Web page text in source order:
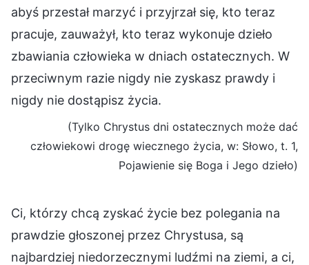
abyś przestał marzyć i przyjrzał się, kto teraz
pracuje, zauważył, kto teraz wykonuje dzieło
zbawiania człowieka w dniach ostatecznych. W
przeciwnym razie nigdy nie zyskasz prawdy i
nigdy nie dostąpisz życia.
(Tylko Chrystus dni ostatecznych może dać
człowiekowi drogę wiecznego życia, w: Słowo, t. 1,
Pojawienie się Boga i Jego dzieło)
Ci, którzy chcą zyskać życie bez polegania na
prawdzie głoszonej przez Chrystusa, są
najbardziej niedorzecznymi ludźmi na ziemi, a ci,